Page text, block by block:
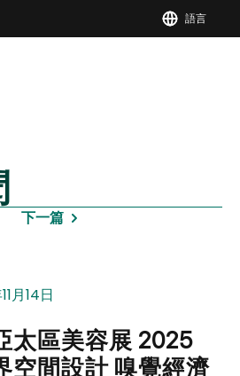
語言
下一篇
月14日
太區美容展 2025
空間設計 嗅覺經濟